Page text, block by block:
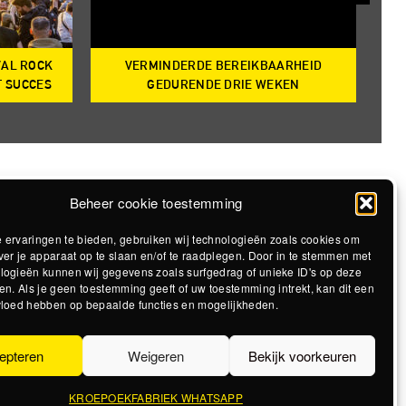
Beheer cookie toestemming
ervaringen te bieden, gebruiken wij technologieën zoals cookies om
je apparaat op te slaan en/of te raadplegen. Door in te stemmen met
kunnen wij gegevens zoals surfgedrag of unieke ID's op deze
Als je geen toestemming geeft of uw toestemming intrekt, kan dit een
hebben op bepaalde functies en mogelijkheden.
Weigeren Bekijk voorkeuren
KROEPOEKFABRIEK WHATSAPP
ROCK
SUCCES
VERMINDERDE BEREIKBAARHEID
GEDURENDE DRIE WEKEN